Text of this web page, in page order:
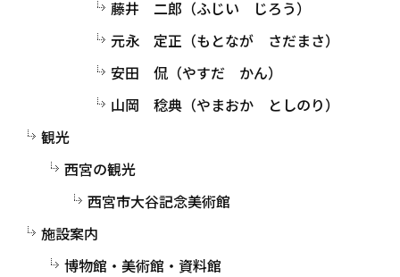
藤井 二郎（ふじい じろう）
元永 定正（もとなが さだまさ）
安田 侃（やすだ かん）
山岡 稔典（やまおか としのり）
観光
西宮の観光
西宮市大谷記念美術館
施設案内
博物館・美術館・資料館